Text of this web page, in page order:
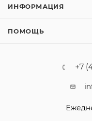
ИНФОРМАЦИЯ
ПОМОЩЬ
+7